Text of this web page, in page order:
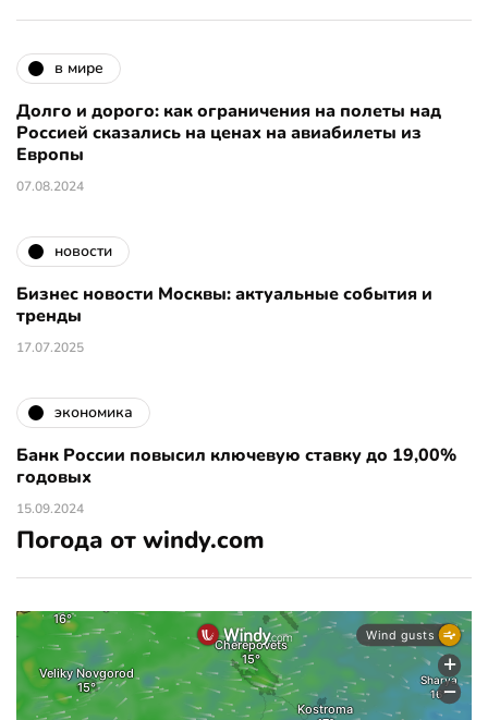
в мире
Долго и дорого: как ограничения на полеты над
Россией сказались на ценах на авиабилеты из
Европы
07.08.2024
новости
Бизнес новости Москвы: актуальные события и
тренды
17.07.2025
экономика
Банк России повысил ключевую ставку до 19,00%
годовых
15.09.2024
Погода от windy.com